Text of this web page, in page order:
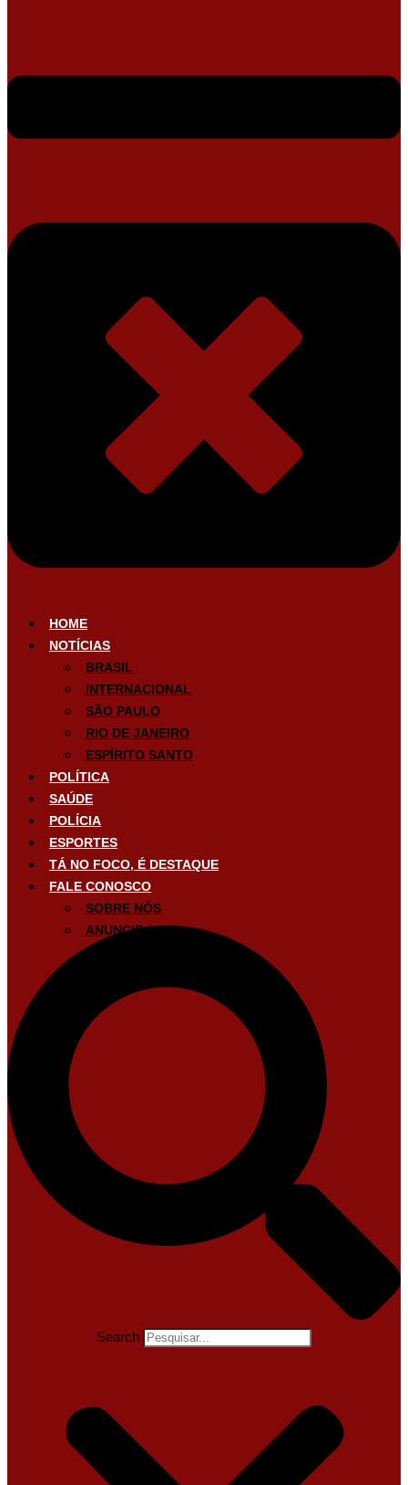
HOME
NOTÍCIAS
BRASIL
INTERNACIONAL
SÃO PAULO
RIO DE JANEIRO
ESPÍRITO SANTO
POLÍTICA
SAÚDE
POLÍCIA
ESPORTES
TÁ NO FOCO, É DESTAQUE
FALE CONOSCO
SOBRE NÓS
ANUNCIE AQUI
Search